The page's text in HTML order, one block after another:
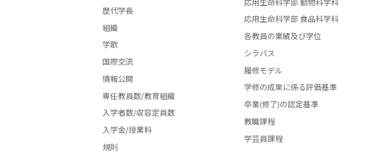
歴代学長
組織
学歌
国際交流
情報公開
専任教員数/教育組織
入学者数/収容定員数
入学金/授業料
規則
応用生命科学部 動物科学科
応用生命科学部 食品科学科
各教員の業績及び学位
シラバス
履修モデル
学修の成果に係る評価基準
卒業(修了)の認定基準
教職課程
学芸員課程